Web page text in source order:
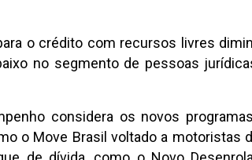
o crédito com recursos livres
no segmento de pessoas
considera os novos
o Move Brasil voltado a motoristas